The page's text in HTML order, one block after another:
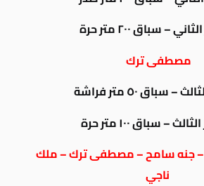
– سباق ٢٠٠ متر حرة
مصطفى ترك
– سباق ٥٠ متر فراشة
– سباق ١٠٠ متر حرة
جنه سامح – مصطفى ترك – ملك
ناجي